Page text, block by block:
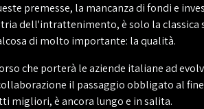
premesse, la mancanza di fondi e
dell'intrattenimento, è solo la classica
di molto importante: la qualità.
che porterà le aziende italiane ad
il passaggio obbligato al
migliori, è ancora lungo e in salita.